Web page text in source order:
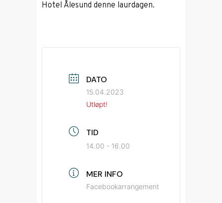
Hotel Ålesund denne laurdagen.
DATO
15.04.2023
Utløpt!
TID
14.00 - 16.00
MER INFO
Facebookarrangement